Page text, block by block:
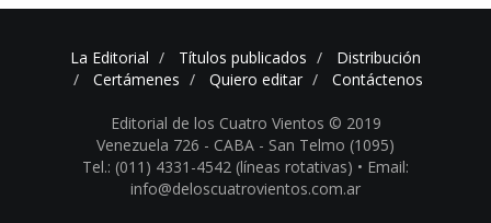
La Editorial Títulos publicados
Distribución
Certámenes
Quiero editar Contáctenos
Editorial de los Cuatro Vientos © 2019
Venezuela 726 - CABA - San Telmo (1095)
Tel.: (011) 4331-4542 (líneas rotativas) • Email:
info@deloscuatrovientos.com.ar